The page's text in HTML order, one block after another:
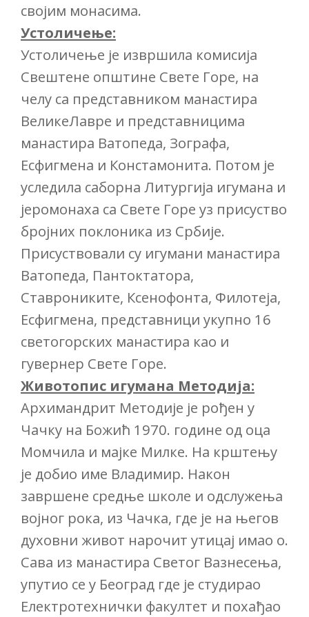
својим монасима.
Устоличење:
Устоличење је извршила комисија
Свештене општине Свете Горе, на
челу са представником манастира
ВеликеЛавре и представницима
манастира Ватопеда, Зографа,
Есфигмена и Констамонита. Потом је
уследила саборна Литургија игумана и
јеромонаха са Свете Горе уз присуство
бројних поклоника из Србије.
Присуствовали су игумани манастира
Ватопеда, Пантоктатора,
Ставрониките, Ксенофонта, Филотеја,
Есфигмена, представници укупно 16
светогорских манастира као и
гувернер Свете Горе.
Животопис игумана Методија:
Архимандрит Методије је рођен у
Чачку на Божић 1970. године од оца
Момчила и мајке Милке. На крштењу
је добио име Владимир. Након
завршене средње школе и одслужења
војног рока, из Чачка, где је на његов
духовни живот нарочит утицај имао о.
Сава из манастира Светог Вазнесења,
упутио се у Београд где је студирао
Електротехнички факултет и похађао